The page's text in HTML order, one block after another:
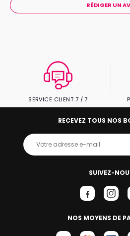
RÉDIGER UN
SERVICE CLIENT 7 / 7
SUIVEZ-
NOS MOYENS DE
RECEVEZ TOUS NOS